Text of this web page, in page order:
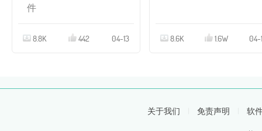
件
8.8K 442 04-13 8.6K 1.6W 04-
关于我们 免责声明 软